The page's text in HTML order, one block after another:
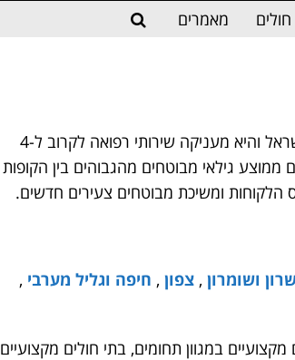
מאמרים
הינה מהקופות הוותיקות בישראל והיא מעניקה שירותי רפואה לקרוב ל-4
ממוצע גילאי מבוטחים מהגבוהים בין הקופות
ומשיכת מבוטחים צעירים חדשים.
ושומרון , צפון , חיפה וגליל מערבי ,
במגוון תחומים, בתי חולים מקצועיים